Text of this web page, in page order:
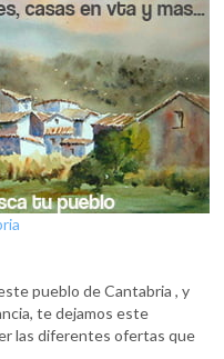
pueblo de Cantabria , y
te dejamos este
las diferentes ofertas que